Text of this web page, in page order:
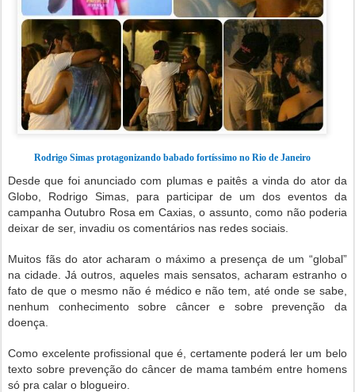
Rodrigo Simas protagonizando babado fortíssimo no Rio de Janeiro
Desde que foi anunciado com plumas e paitês a vinda do ator da
Globo, Rodrigo Simas, para participar de um dos eventos da
campanha Outubro Rosa em Caxias, o assunto, como não poderia
deixar de ser, invadiu os comentários nas redes sociais.
Muitos fãs do ator acharam o máximo a presença de um “global”
na cidade. Já outros, aqueles mais sensatos, acharam estranho o
fato de que o mesmo não é médico e não tem, até onde se sabe,
nenhum conhecimento sobre câncer e sobre prevenção da
doença.
Como excelente profissional que é, certamente poderá ler um belo
texto sobre prevenção do câncer de mama também entre homens
só pra calar o blogueiro.